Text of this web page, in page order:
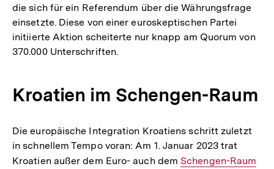
die sich für ein Referendum über die Währungsfrage
einsetzte. Diese von einer euroskeptischen Partei
initiierte Aktion scheiterte nur knapp am Quorum von
370.000 Unterschriften.
Kroatien im Schengen-Raum
Die europäische Integration Kroatiens schritt zuletzt
in schnellem Tempo voran: Am 1. Januar 2023 trat
Kroatien außer dem Euro- auch dem Interner
Schengen-Raum